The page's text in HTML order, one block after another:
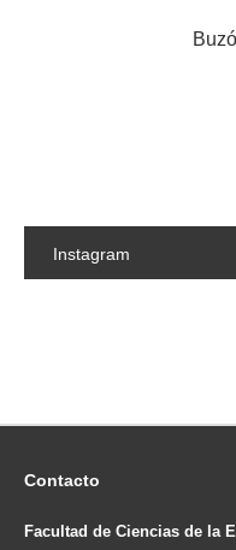
Instagram
Contacto
Facultad de Ciencias de la